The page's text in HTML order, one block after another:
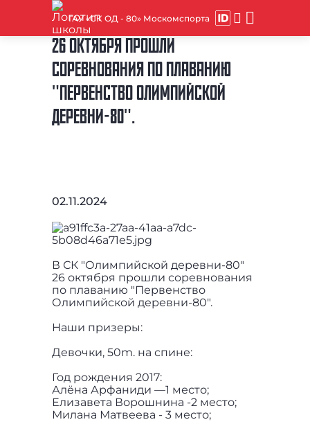
ГАУ «СК ОД - 80» Москомспорта
26 ОКТЯБРЯ ПРОШЛИ
СОРЕВНОВАНИЯ ПО ПЛАВАНИЮ
"ПЕРВЕНСТВО ОЛИМПИЙСКОЙ
ДЕРЕВНИ-80".
02.11.2024
В СК "Олимпийской деревни-80"
26 октября прошли соревнования
по плаванию "Первенство
Олимпийской деревни-80".
Наши призеры:
Девочки, 50m. на спине:
Год рождения 2017:
Алёна Арфаниди —1 место;
Елизавета Ворошнина -2 место;
Милана Матвеева - 3 место;